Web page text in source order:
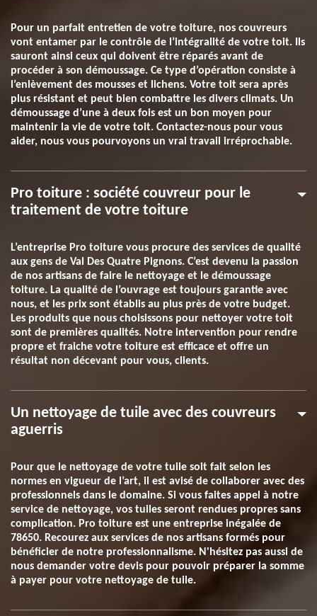
Pour un parfait entretien de votre toiture, nos couvreurs
vont entamer par le contrôle de l’intégralité de votre toit. Ils
sauront ainsi ceux qui doivent être réparés avant de
procéder à son démoussage. Ce type d’opération consiste à
l’enlèvement des mousses et lichens. Votre toit sera après
plus résistant et peut bien combattre les divers climats. Un
démoussage d’une à deux fois est un bon moyen pour
maintenir la vie de votre toit. Contactez-nous pour vous
aider, nous vous pourvoyons un vrai travail irréprochable.
Pro toiture : société couvreur pour le
traitement de votre toiture
L’entreprise Pro toiture vous procure des services de qualité
aux gens de Val Des Quatre Pignons. C’est devenu la passion
de nos artisans de faire le nettoyage et le démoussage
toiture. La qualité de l’ouvrage est toujours garantie avec
nous, et les prix sont établis au plus près de votre budget.
Les produits que nous choisissons pour nettoyer votre toit
sont de premières qualités. Notre intervention pour rendre
propre et fraiche votre toiture est efficace et offre un
résultat non décevant pour vous, clients.
Un nettoyage de tuile avec des couvreurs
aguerris
Pour que le nettoyage de votre tuile soit fait selon les
normes en vigueur de l’art, il est avisé de collaborer avec des
professionnels dans le domaine. Si vous faites appel à notre
service de nettoyage, vos tuiles seront rendues propres sans
complication. Pro toiture est une entreprise inégalée de
78650. Recourez aux services de nos artisans formés pour
bénéficier de notre professionnalisme. N'hésitez pas aussi de
nous demander votre devis pour pouvoir préparer la somme
à payer pour votre nettoyage de tuile.